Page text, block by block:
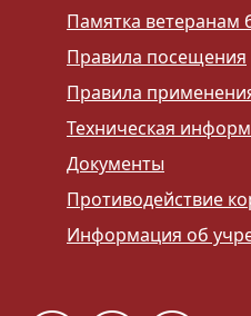
Памятка ветеранам
Правила посещения
Правила
Техническая
Документы
Противодействие
Информация об